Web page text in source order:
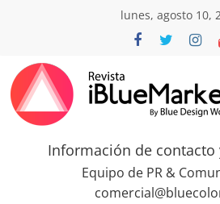
lunes, agosto 10,
Revista
iBlue
Información de
Equipo de PR &